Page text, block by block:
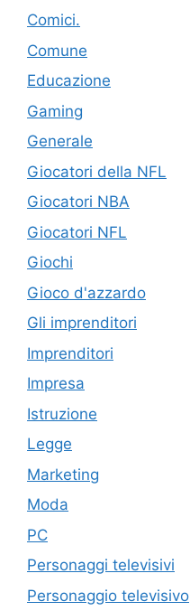
Comici.
Comune
Educazione
Gaming
Generale
Giocatori della NFL
Giocatori NBA
Giocatori NFL
Giochi
Gioco d'azzardo
Gli imprenditori
Imprenditori
Impresa
Istruzione
Legge
Marketing
Moda
PC
Personaggi televisivi
Personaggio televisivo